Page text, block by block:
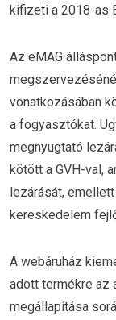
kifizeti a 2018-as
Az eMAG
vonatkozásában
a fogyasztókat.
megnyugtató
kötött a GVH-val,
lezárását,
kereskedelem
A webáruház
adott termékre az
megállapítása